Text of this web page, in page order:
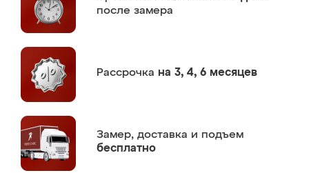
после замера
Рассрочка на 3, 4, 6 месяцев
Замер, доставка и подъем
бесплатно